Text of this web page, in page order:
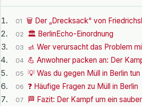
01 🗑️ Der „Drecksack“ von
02 🏛️ BerlinEcho-Einordnung
03 🚮 Wer verursacht das Problem
04 💪 Anwohner packen an: Der
05 💡 Was du gegen Müll in Berlin tun
06 ❓ Häufige Fragen zu Müll in Berlin
07 🏁 Fazit: Der Kampf um ein